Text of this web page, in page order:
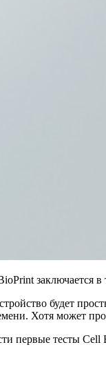
заключается
будет
Хотя может
первые тесты Cell